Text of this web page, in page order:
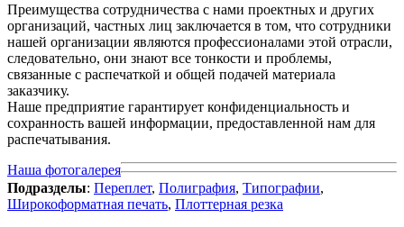
Преимущества сотрудничества с нами проектных и других
организаций, частных лиц заключается в том, что сотрудники
нашей организации являются профессионалами этой отрасли,
следовательно, они знают все тонкости и проблемы,
связанные с распечаткой и общей подачей материала
заказчику.
Наше предприятие гарантирует конфиденциальность и
сохранность вашей информации, предоставленной нам для
распечатывания.
Наша фотогалерея
Подразделы: Переплет, Полиграфия, Типографии,
Широкоформатная печать, Плоттерная резка